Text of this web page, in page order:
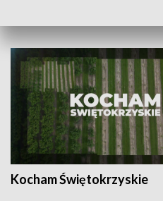
Kocham Świętokrzyskie